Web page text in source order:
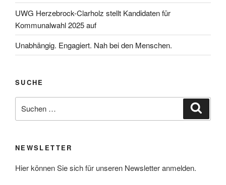
UWG Herzebrock-Clarholz stellt Kandidaten für
Kommunalwahl 2025 auf
Unabhängig. Engagiert. Nah bei den Menschen.
SUCHE
nach:
NEWSLETTER
Hier können Sie sich für unseren Newsletter anmelden.